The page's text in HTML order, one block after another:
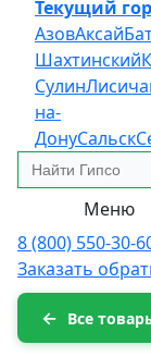
Текущий
АзовАксай
Шахтинский
Сулин
на-
ДонуСальск
Меню
8 (800) 550-30-
Заказать
Все